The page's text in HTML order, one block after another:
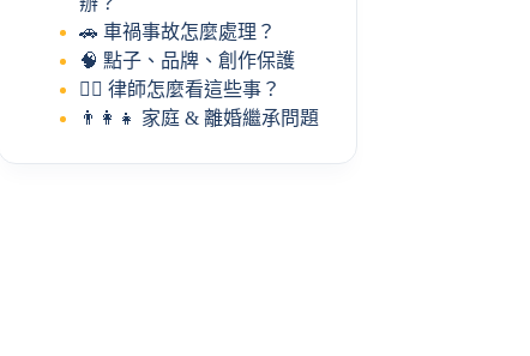
🚗 車禍事故怎麼處理？
🧠 點子、品牌、創作保護
🧑‍⚖️ 律師怎麼看這些事？
👨‍👩‍👧 家庭 & 離婚繼承問題